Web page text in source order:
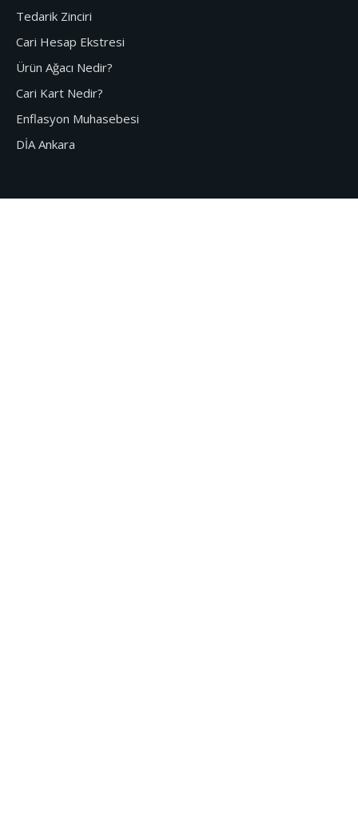
Tedarik Zinciri
Cari Hesap Ekstresi
Ürün Ağacı Nedir?
Cari Kart Nedir?
Enflasyon Muhasebesi
DİA Ankara